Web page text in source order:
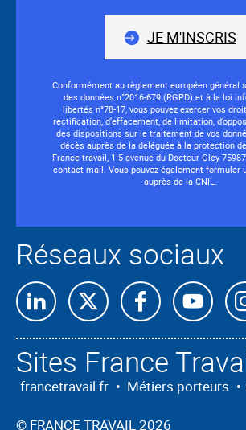
JE M'INSCRIS
Conformément au règlement européen général
des données n°2016-679 (RGPD) et à la loi
libertés n°78-17, vous pouvez exercer vos
rectification, d’effacement, de limitation,
des dispositions sur le traitement de vos
décès auprès de la déléguée à la protection
France travail, 1-5 avenue du Docteur Gley
contact mail. Vous pouvez également formuler
auprès de la CNIL.
Réseaux sociaux
Sites France
francetravail.fr • Métiers porteurs •
© FRANCE TRAVAIL 2026